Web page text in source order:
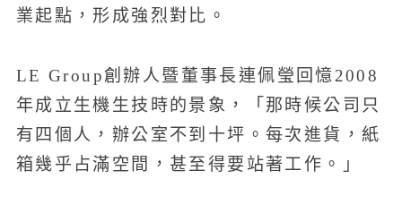
業起點，形成強烈對比。
LE Group創辦人暨董事長連佩瑩回憶2008
年成立生機生技時的景象，「那時候公司只
有四個人，辦公室不到十坪。每次進貨，紙
箱幾乎占滿空間，甚至得要站著工作。」